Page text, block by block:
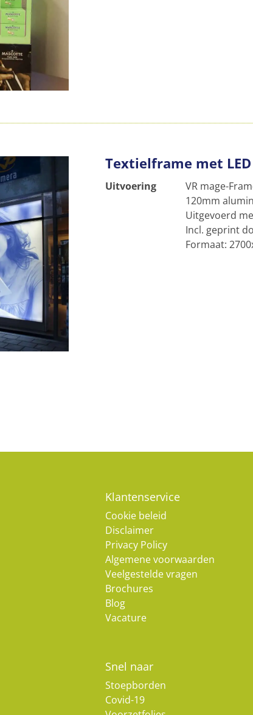
Textielframe met
Uitvoering
VR mage-
120mm
Uitgevoerd
Incl. geprint
Formaat:
Klantenservice
Cookie beleid
Disclaimer
Privacy Policy
Algemene voorwaarden
Veelgestelde vragen
Brochures
Blog
Vacature
Snel naar
Stoepborden
Covid-19